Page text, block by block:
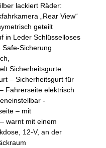
lackiert Räder:
„Rear View“
geteilt
in Leder Schlüsselloses
Safe-Sicherung
Sicherheitsgurte:
– Sicherheitsgurt für
Fahrerseite elektrisch
-
– mit
warnt mit einem
12-V, an der